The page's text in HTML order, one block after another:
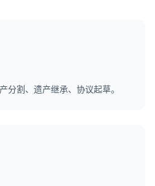
分割、遗产继承、协议起草。